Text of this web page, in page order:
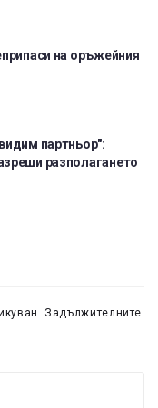
на оръжейния
партньор":
разполагането
Задължителните